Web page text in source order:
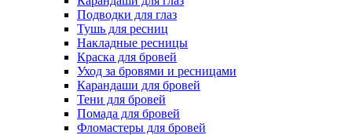
Подводки для глаз
Тушь для ресниц
Накладные ресницы
Краска для бровей
Уход за бровями и ресницами
Карандаши для бровей
Тени для бровей
Помада для бровей
Фломастеры для бровей